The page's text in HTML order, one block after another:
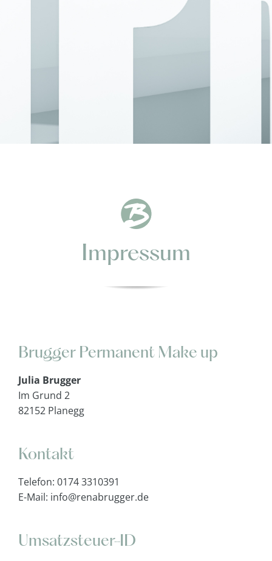
Impressum
Brugger Permanent Make up
Julia Brugger
Im Grund 2
82152 Planegg
Kontakt
Telefon: 0174 3310391
E-Mail: info@renabrugger.de
Umsatzsteuer-ID